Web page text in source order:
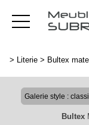
> Literie > Bultex
Bultex